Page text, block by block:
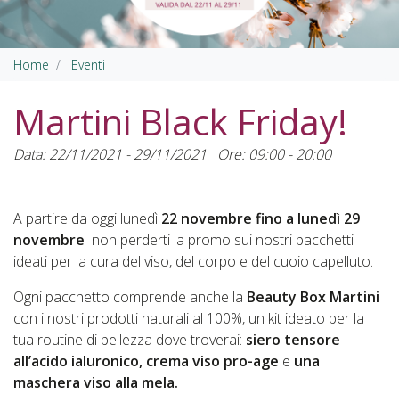
Home Eventi
Martini Black Friday!
Data: 22/11/2021 - 29/11/2021 Ore: 09:00 - 20:00
A partire da oggi lunedì 22 novembre fino a lunedì 29
novembre non perderti la promo sui nostri pacchetti
ideati per la cura del viso, del corpo e del cuoio capelluto.
Ogni pacchetto comprende anche la Beauty Box Martini
con i nostri prodotti naturali al 100%, un kit ideato per la
tua routine di bellezza dove troverai: siero tensore
all’acido ialuronico, crema viso pro-age e una
maschera viso alla mela.